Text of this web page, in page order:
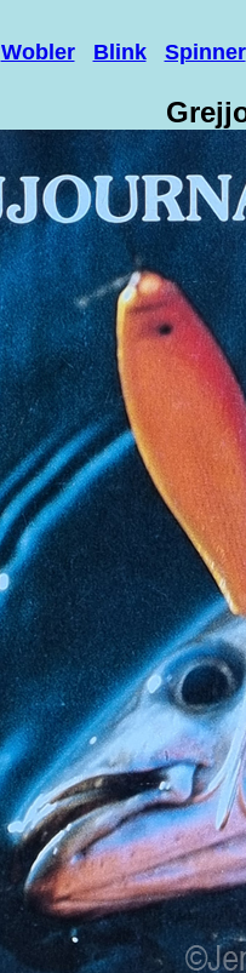
Wobler Blink Spinner